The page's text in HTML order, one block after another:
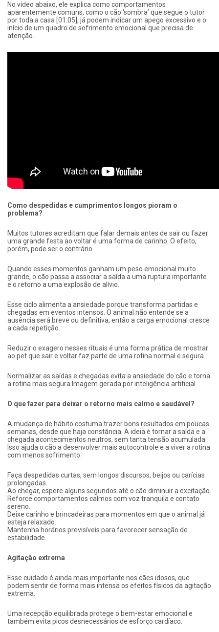
No vídeo abaixo, ele explica como comportamentos
aparentemente comuns, como o cão ‘sombra’ que segue o tutor
por toda a casa [01:05], já podem indicar um apego excessivo e o
início de um quadro de sofrimento emocional que precisa de
atenção.
Como despedidas e cumprimentos longos pioram o
problema?
Muitos tutores acreditam que falar demais antes de sair ou fazer
uma grande festa ao voltar é uma forma de carinho. O efeito,
porém, pode ser o contrário.
Quando esses momentos ganham um peso emocional muito
grande, o cão passa a associar a saída a uma ruptura importante
e o retorno a uma explosão de alívio.
Esse ciclo alimenta a ansiedade porque transforma partidas e
chegadas em eventos intensos. O animal não entende se a
ausência será breve ou definitiva, então a carga emocional cresce
a cada repetição.
Reduzir o exagero nesses rituais é uma forma prática de mostrar
ao pet que sair e voltar faz parte de uma rotina normal e segura.
Normalizar as saídas e chegadas evita a ansiedade do cão e torna
a rotina mais segura.Imagem gerada por inteligência artificial
O que fazer para deixar o retorno mais calmo e saudável?
A mudança de hábito costuma trazer bons resultados em poucas
semanas, desde que haja constância. A ideia é tornar a saída e a
chegada acontecimentos neutros, sem tanta tensão acumulada.
Isso ajuda o cão a desenvolver mais autocontrole e a viver a rotina
com menos sofrimento.
Faça despedidas curtas, sem longos discursos, beijos ou carícias
prolongadas.
Ao chegar, espere alguns segundos até o cão diminuir a excitação.
Reforce comportamentos calmos com voz tranquila e contato
sereno.
Deixe carinho e brincadeiras para momentos em que o animal já
esteja relaxado.
Mantenha horários previsíveis para favorecer sensação de
estabilidade.
Agitação extrema
Esse cuidado é ainda mais importante nos cães idosos, que
podem sentir de forma mais intensa os efeitos físicos da agitação
extrema.
Uma recepção equilibrada protege o bem-estar emocional e
também evita picos desnecessários de esforço cardíaco.